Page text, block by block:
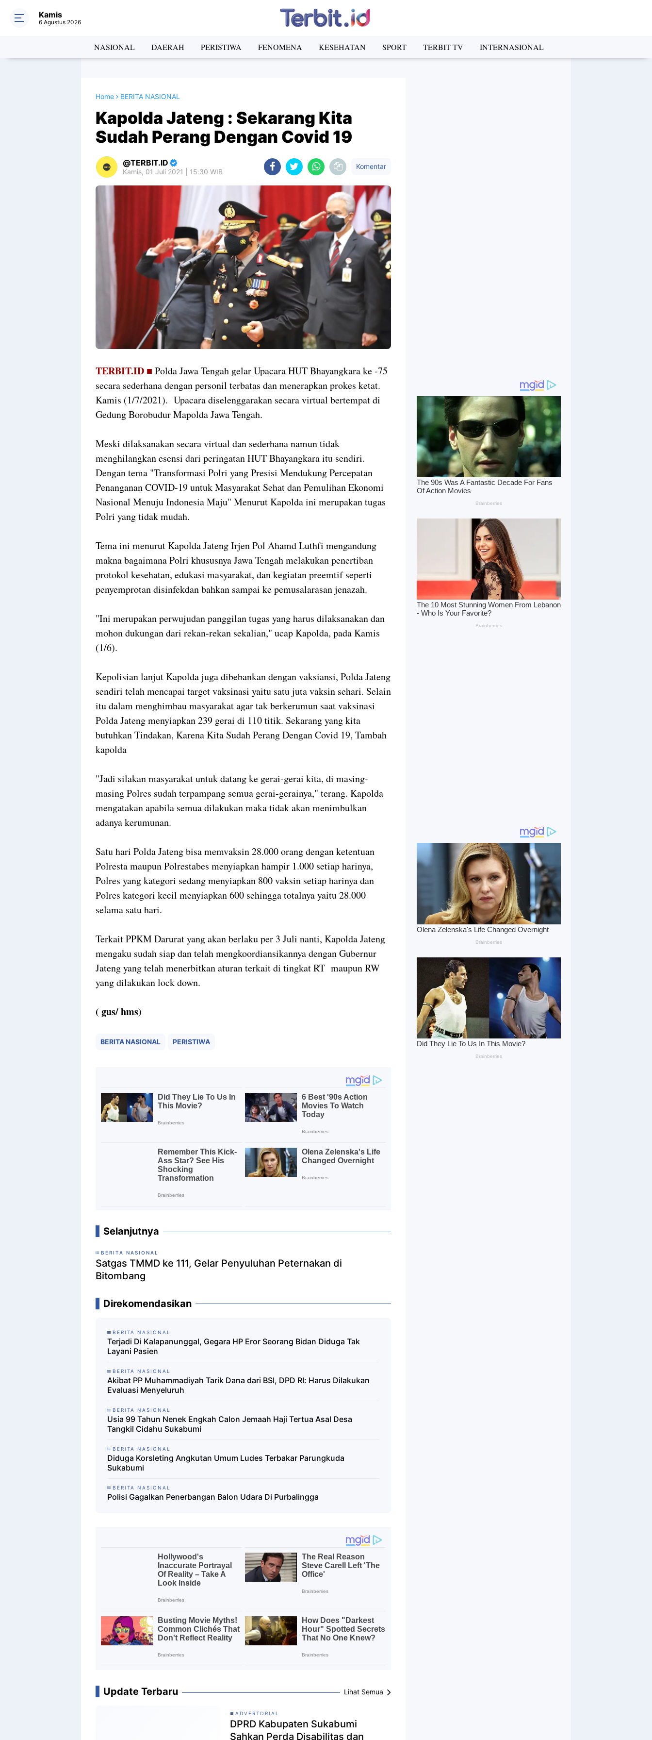
Kamis
6 Agustus 2026
NASIONAL DAERAH PERISTIWA FENOMENA KESEHATAN SPORT TERBIT TV INTERNASIONAL
Home BERITA NASIONAL
Kapolda Jateng : Sekarang Kita
Sudah Perang Dengan Covid 19
TERBIT.ID
Kamis, 01 Juli 2021 | 15:30 WIB
Komentar
TERBIT.ID ■ Polda Jawa Tengah gelar Upacara HUT Bhayangkara ke -75
secara sederhana dengan personil terbatas dan menerapkan prokes ketat.
Kamis (1/7/2021). Upacara diselenggarakan secara virtual bertempat di
Gedung Borobudur Mapolda Jawa Tengah.
Meski dilaksanakan secara virtual dan sederhana namun tidak
menghilangkan esensi dari peringatan HUT Bhayangkara itu sendiri.
Dengan tema "Transformasi Polri yang Presisi Mendukung Percepatan
Penanganan COVID-19 untuk Masyarakat Sehat dan Pemulihan Ekonomi
Nasional Menuju Indonesia Maju" Menurut Kapolda ini merupakan tugas
Polri yang tidak mudah.
Tema ini menurut Kapolda Jateng Irjen Pol Ahamd Luthfi mengandung
makna bagaimana Polri khususnya Jawa Tengah melakukan penertiban
protokol kesehatan, edukasi masyarakat, dan kegiatan preemtif seperti
penyemprotan disinfekdan bahkan sampai ke pemusalarasan jenazah.
"Ini merupakan perwujudan panggilan tugas yang harus dilaksanakan dan
mohon dukungan dari rekan-rekan sekalian," ucap Kapolda, pada Kamis
(1/6).
Kepolisian lanjut Kapolda juga dibebankan dengan vaksiansi, Polda Jateng
sendiri telah mencapai target vaksinasi yaitu satu juta vaksin sehari. Selain
itu dalam menghimbau masyarakat agar tak berkerumun saat vaksinasi
Polda Jateng menyiapkan 239 gerai di 110 titik. Sekarang yang kita
butuhkan Tindakan, Karena Kita Sudah Perang Dengan Covid 19, Tambah
kapolda
"Jadi silakan masyarakat untuk datang ke gerai-gerai kita, di masing-
masing Polres sudah terpampang semua gerai-gerainya," terang. Kapolda
mengatakan apabila semua dilakukan maka tidak akan menimbulkan
adanya kerumunan.
Satu hari Polda Jateng bisa memvaksin 28.000 orang dengan ketentuan
Polresta maupun Polrestabes menyiapkan hampir 1.000 setiap harinya,
Polres yang kategori sedang menyiapkan 800 vaksin setiap harinya dan
Polres kategori kecil menyiapkan 600 sehingga totalnya yaitu 28.000
selama satu hari.
Terkait PPKM Darurat yang akan berlaku per 3 Juli nanti, Kapolda Jateng
mengaku sudah siap dan telah mengkoordiansikannya dengan Gubernur
Jateng yang telah menerbitkan aturan terkait di tingkat RT maupun RW
yang dilakukan lock down.
( gus/ hms)
BERITA NASIONAL PERISTIWA
Selanjutnya
BERITA NASIONAL
Satgas TMMD ke 111, Gelar Penyuluhan Peternakan di
Bitombang
Direkomendasikan
BERITA NASIONAL
Terjadi Di Kalapanunggal, Gegara HP Eror Seorang Bidan Diduga Tak
Layani Pasien
BERITA NASIONAL
Akibat PP Muhammadiyah Tarik Dana dari BSI, DPD RI: Harus Dilakukan
Evaluasi Menyeluruh
BERITA NASIONAL
Usia 99 Tahun Nenek Engkah Calon Jemaah Haji Tertua Asal Desa
Tangkil Cidahu Sukabumi
BERITA NASIONAL
Diduga Korsleting Angkutan Umum Ludes Terbakar Parungkuda
Sukabumi
BERITA NASIONAL
Polisi Gagalkan Penerbangan Balon Udara Di Purbalingga
Update Terbaru Lihat Semua
ADVERTORIAL
DPRD Kabupaten Sukabumi
Sahkan Perda Disabilitas dan